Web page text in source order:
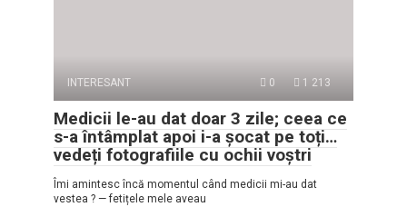
INTERESANT 0 1 213
Medicii le-au dat doar 3 zile; ceea ce
s-a întâmplat apoi i-a șocat pe toți…
vedeți fotografiile cu ochii voștri
Îmi amintesc încă momentul când medicii mi-au dat
vestea ? — fetițele mele aveau